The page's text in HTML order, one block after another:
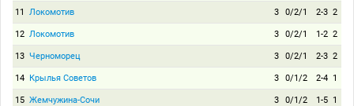
11 Локомотив 3 0/2/1 2-3 2
12 Локомотив 3 0/2/1 1-2 2
13 Черноморец 3 0/2/1 2-3 2
14 Крылья Советов 3 0/1/2 2-4 1
15 Жемчужина-Сочи 3 0/1/2 1-5 1